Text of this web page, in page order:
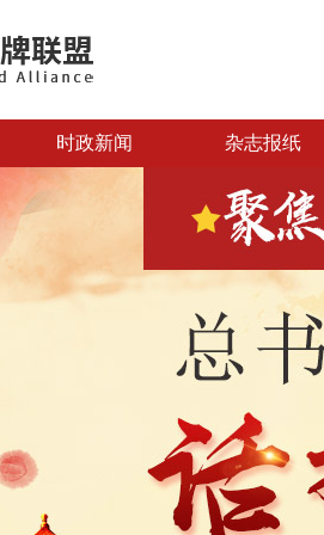
时政新闻 杂志报纸